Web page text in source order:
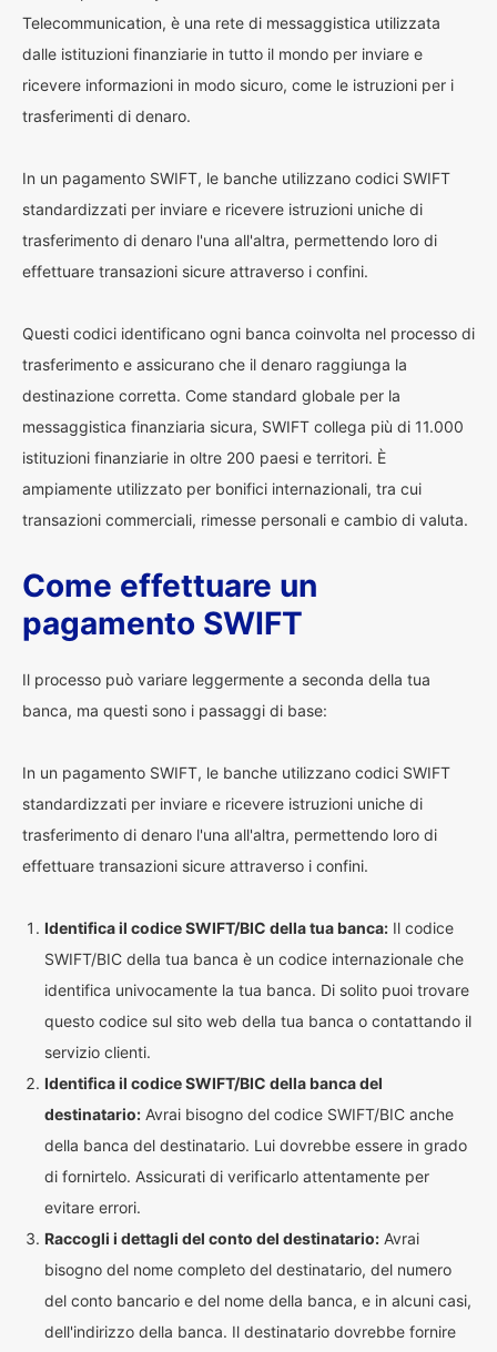
Telecommunication, è una rete di messaggistica utilizzata
dalle istituzioni finanziarie in tutto il mondo per inviare e
ricevere informazioni in modo sicuro, come le istruzioni per i
trasferimenti di denaro.
In un pagamento SWIFT, le banche utilizzano codici SWIFT
standardizzati per inviare e ricevere istruzioni uniche di
trasferimento di denaro l'una all'altra, permettendo loro di
effettuare transazioni sicure attraverso i confini.
Questi codici identificano ogni banca coinvolta nel processo di
trasferimento e assicurano che il denaro raggiunga la
destinazione corretta. Come standard globale per la
messaggistica finanziaria sicura, SWIFT collega più di 11.000
istituzioni finanziarie in oltre 200 paesi e territori. È
ampiamente utilizzato per bonifici internazionali, tra cui
transazioni commerciali, rimesse personali e cambio di valuta.
Come effettuare un
pagamento SWIFT
Il processo può variare leggermente a seconda della tua
banca, ma questi sono i passaggi di base:
In un pagamento SWIFT, le banche utilizzano codici SWIFT
standardizzati per inviare e ricevere istruzioni uniche di
trasferimento di denaro l'una all'altra, permettendo loro di
effettuare transazioni sicure attraverso i confini.
Identifica il codice SWIFT/BIC della tua banca: Il codice
SWIFT/BIC della tua banca è un codice internazionale che
identifica univocamente la tua banca. Di solito puoi trovare
questo codice sul sito web della tua banca o contattando il
servizio clienti.
Identifica il codice SWIFT/BIC della banca del
destinatario: Avrai bisogno del codice SWIFT/BIC anche
della banca del destinatario. Lui dovrebbe essere in grado
di fornirtelo. Assicurati di verificarlo attentamente per
evitare errori.
Raccogli i dettagli del conto del destinatario: Avrai
bisogno del nome completo del destinatario, del numero
del conto bancario e del nome della banca, e in alcuni casi,
dell'indirizzo della banca. Il destinatario dovrebbe fornire